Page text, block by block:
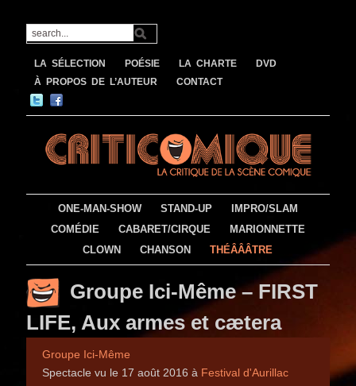
LA SÉLECTION POÉSIE LA CHARTE
DVD
À PROPOS DE L’AUTEUR
CONTACT
ONE-MAN-SHOW STAND-UP
IMPRO/SLAM
COMÉDIE
CABARET/CIRQUE
MARIONNETTE
CLOWN
CHANSON THÉÂÂÂTRE
Groupe Ici-Même – FIRST
LIFE, Aux armes et cætera
Groupe Ici-Même
Spectacle vu le 17 août 2016 à Festival d'Aurillac